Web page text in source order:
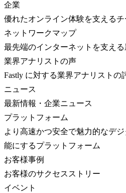
企業
優れたオンライン体験を支えるチ
ネットワークマップ
最先端のインターネットを支え
業界アナリストの声
Fastly に対する業界アナリストの
ニュース
最新情報・企業ニュース
プラットフォーム
より高速かつ安全で魅力的なデ
能にするプラットフォーム
お客様事例
お客様のサクセスストリー
イベント